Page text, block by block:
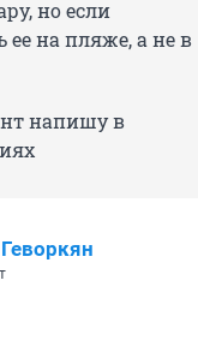
но если
ее на пляже, а не в
напишу в